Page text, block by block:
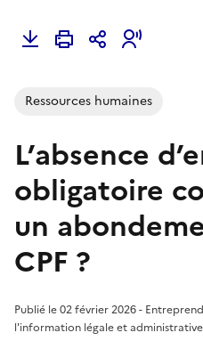
Ressources humaines
L’absence
obligatoire
un
CPF ?
Publié le 02 février 2026 -
l'information légale et